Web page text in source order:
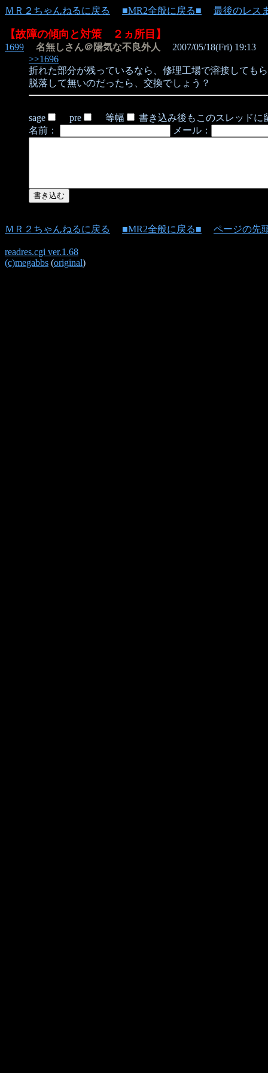
ＭＲ２ちゃんねるに戻る ■MR2全般に戻る■ 最後のレス
【故障の傾向と対策 ２ヵ所目】
1699 名無しさん＠陽気な不良外人
2007/05/18(Fri) 19:13
>>1696
折れた部分が残っているなら、修理工場で溶接しても
脱落して無いのだったら、交換でしょう？
sage pre 等幅
書き込み後もこのスレッドに
名前：
メール：
ＭＲ２ちゃんねるに戻る ■MR2全般に戻る■ ページの先
readres.cgi ver.1.68
(c)megabbs (original)